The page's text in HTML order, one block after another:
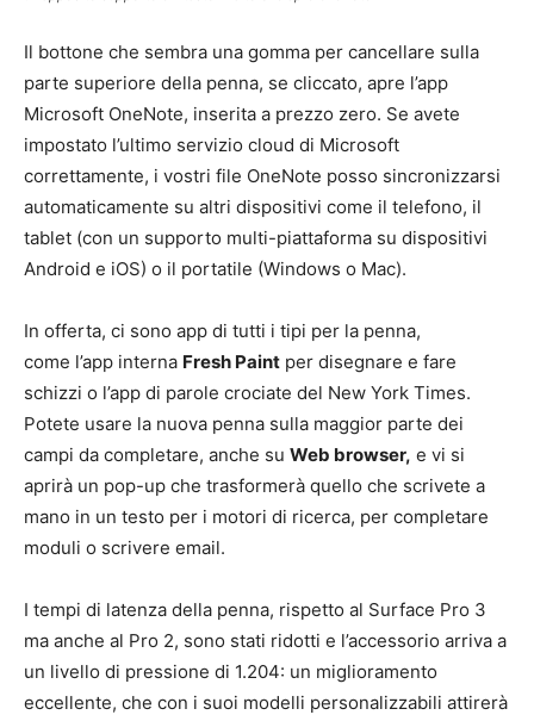
Il bottone che sembra una gomma per cancellare sulla
parte superiore della penna, se cliccato, apre l’app
Microsoft OneNote, inserita a prezzo zero. Se avete
impostato l’ultimo servizio cloud di Microsoft
correttamente, i vostri file OneNote posso sincronizzarsi
automaticamente su altri dispositivi come il telefono, il
tablet (con un supporto multi-piattaforma su dispositivi
Android e iOS) o il portatile (Windows o Mac).
In offerta, ci sono app di tutti i tipi per la penna,
come l’app interna Fresh Paint per disegnare e fare
schizzi o l’app di parole crociate del New York Times.
Potete usare la nuova penna sulla maggior parte dei
campi da completare, anche su Web browser, e vi si
aprirà un pop-up che trasformerà quello che scrivete a
mano in un testo per i motori di ricerca, per completare
moduli o scrivere email.
I tempi di latenza della penna, rispetto al Surface Pro 3
ma anche al Pro 2, sono stati ridotti e l’accessorio arriva a
un livello di pressione di 1.204: un miglioramento
eccellente, che con i suoi modelli personalizzabili attirerà